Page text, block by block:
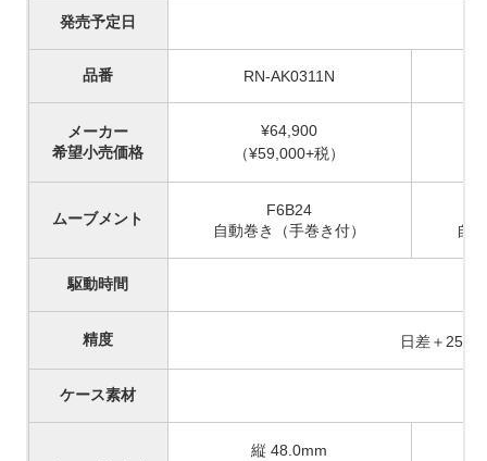
発売予定日
品番 RN-AK0311N
メーカー
希望小売価格
¥64,900
（¥59,000+税）
ムーブメント
F6B24
自動巻き（手巻き付）
自
駆動時間
精度 日差＋25～
ケース素材
縦48.0mm